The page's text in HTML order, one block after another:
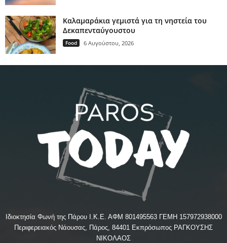
Καλαμαράκια γεμιστά για τη νηστεία του
Δεκαπενταύγουστου
Food 6 Αυγούστου, 2026
Ιδιοκτησία Φωνή της Πάρου Ι.Κ.Ε. ΑΦΜ 801495563 ΓΕΜΗ 157972938000
Περιφερειακός Νάουσας, Πάρος, 84401 Εκπρόσωπος ΡΑΓΚΟΥΣΗΣ
ΝΙΚΟΛΑΟΣ